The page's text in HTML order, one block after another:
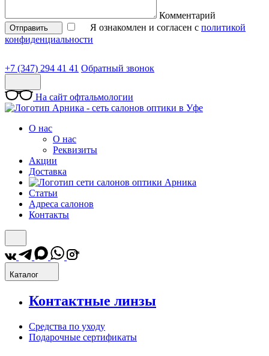
Комментарий
Отправить Я ознакомлен и согласен с политикой
конфиденциальности
+7 (347) 294 41 41 Обратный звонок
На сайт офтальмологии
О нас
О нас
Реквизиты
Акции
Доставка
Статьи
Адреса салонов
Контакты
*
Каталог
Контактные линзы
Средства по уходу
Подарочные сертификаты